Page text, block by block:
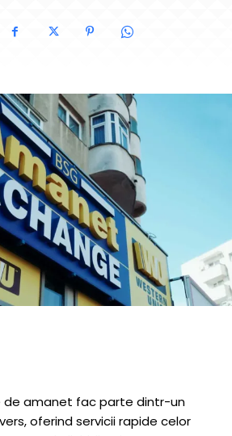
de amanet fac parte dintr-un
oferind servicii rapide celor